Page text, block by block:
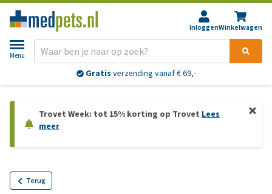
InloggenWinkelwagen
Menu
Gratis verzending vanaf € 69,-
Trovet Week: tot 15% korting op Trovet Lees
meer
Terug